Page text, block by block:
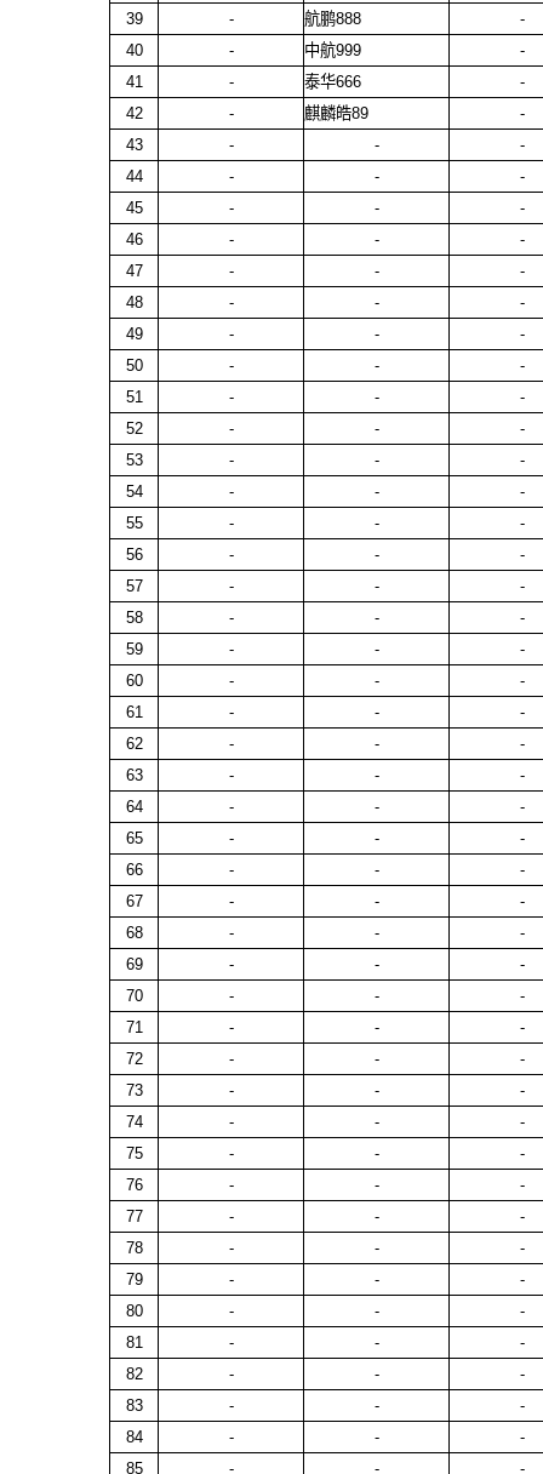
39
- 航鹏888
-
40
- 中航999
-
41
- 泰华666
-
42
- 麒麟皓89
-
43
- -
-
44
- -
-
45
- -
-
46
- -
-
47
- -
-
48
- -
-
49
- -
-
50
- -
-
51
- -
-
52
- -
-
53
- -
-
54
- -
-
55
- -
-
56
- -
-
57
- -
-
58
- -
-
59
- -
-
60
- -
-
61
- -
-
62
- -
-
63
- -
-
64
- -
-
65
- -
-
66
- -
-
67
- -
-
68
- -
-
69
- -
-
70
- -
-
71
- -
-
72
- -
-
73
- -
-
74
- -
-
75
- -
-
76
- -
-
77
- -
-
78
- -
-
79
- -
-
80
- -
-
81
- -
-
82
- -
-
83
- -
-
84
- -
-
85
- - -